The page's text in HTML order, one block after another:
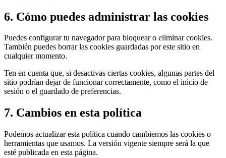
6. Cómo puedes administrar las cookies
Puedes configurar tu navegador para bloquear o eliminar cookies.
También puedes borrar las cookies guardadas por este sitio en
cualquier momento.
Ten en cuenta que, si desactivas ciertas cookies, algunas partes del
sitio podrían dejar de funcionar correctamente, como el inicio de
sesión o el guardado de preferencias.
7. Cambios en esta política
Podemos actualizar esta política cuando cambiemos las cookies o
herramientas que usamos. La versión vigente siempre será la que
esté publicada en esta página.